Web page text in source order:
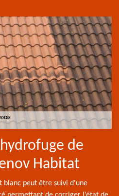
de
Habitat
blanc peut être suivi d'une